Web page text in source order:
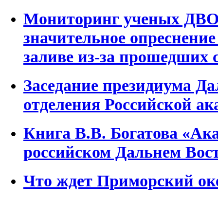
Мониторинг ученых
значительное
заливе из-за прошедших
Заседание президиума
отделения Российской
Книга В.В. Богатова
российском Дальнем
Что ждет Приморский